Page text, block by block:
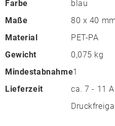
Farbe
blau
Maße
80 x 40 mm
Material
PET-PA
Gewicht
0,075 kg
Mindestabnahme1
Lieferzeit
ca. 7 - 11